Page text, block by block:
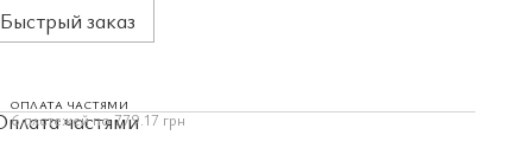
Быстрый заказ
ОПЛАТА ЧАСТЯМИ
6 платежей по 779.17 грн